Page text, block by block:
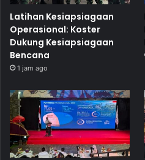
Latihan Kesiapsiagaan
Operasional: Koster
Dukung Kesiapsiagaan
Bencana
1 jam ago